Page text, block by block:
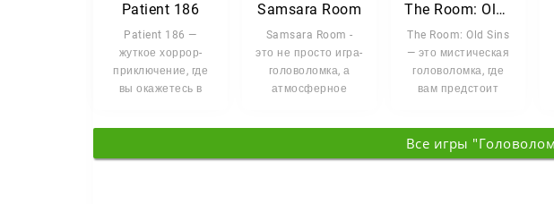
Patient 186
Patient 186 —
жуткое хоррор-
приключение, где
вы окажетесь в
Samsara Room
Samsara Room -
это не просто игра-
головоломка, а
атмосферное
The Room: Old Sins
The Room: Old Sins
— это мистическая
головоломка, где
вам предстоит
Все игры